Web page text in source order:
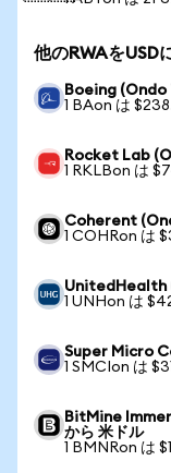
他のRWAをUSD
Boeing (Ondo
1 BAon は
Rocket Lab
1 RKLBon は
Coherent
1 COHRon は
UnitedHealth
1 UNHon は
Super Micro
1 SMCIon は
BitMine
から 米ドル
1 BMNRon は